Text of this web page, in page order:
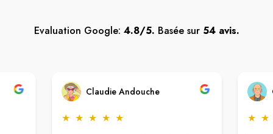
Evaluation Google: 4.8/5. Basée sur 54 avis.
Claudie Andouche
★ ★ ★ ★ ★ ★ ★